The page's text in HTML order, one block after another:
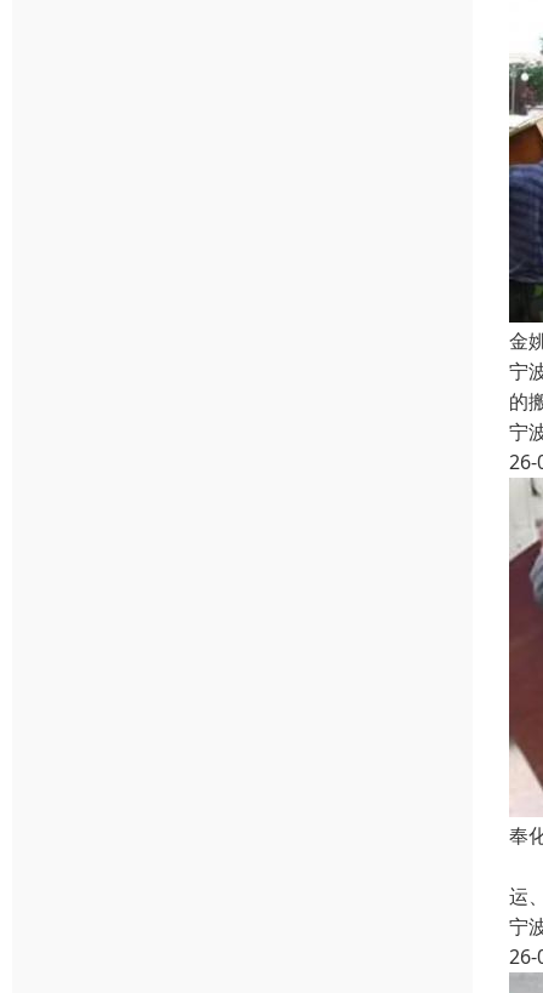
金
宁
的
宁
26-
奉
运
宁
26-